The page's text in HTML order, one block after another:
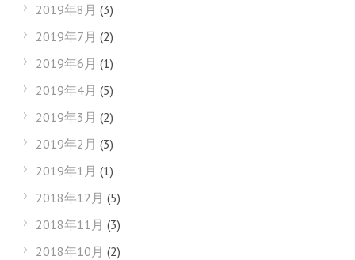
2019年8月 (3)
2019年7月 (2)
2019年6月 (1)
2019年4月 (5)
2019年3月 (2)
2019年2月 (3)
2019年1月 (1)
2018年12月 (5)
2018年11月 (3)
2018年10月 (2)